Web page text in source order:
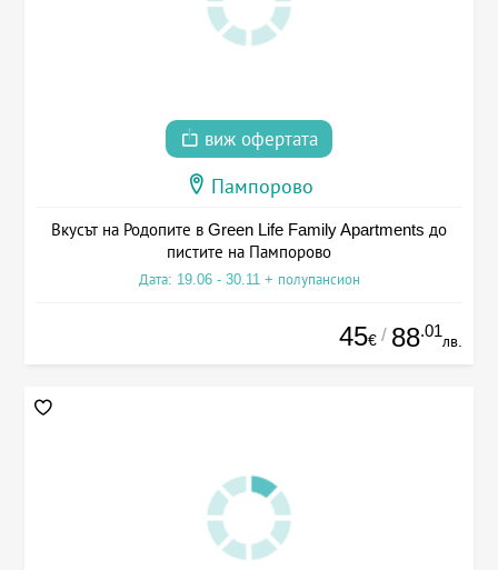
виж офертата
Пампорово
Вкусът на Родопите в Green Life Family Apartments до
пистите на Пампорово
Дата: 19.06 - 30.11 + полупансион
45€ / 88.01
лв.